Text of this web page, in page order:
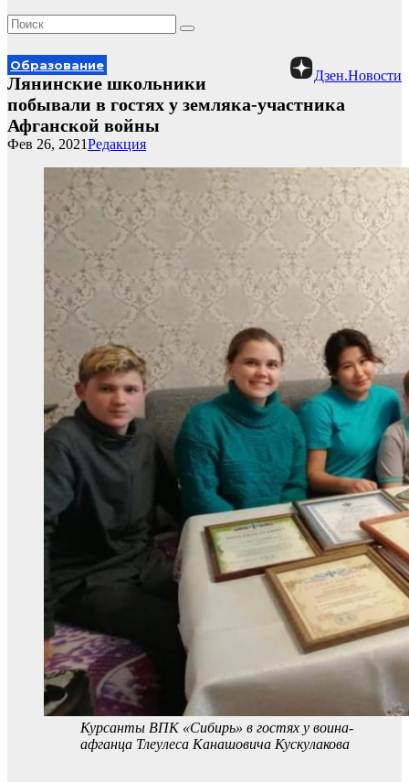
Дзен.Новости
Образование
Лянинские школьники
побывали в гостях у земляка-участника
Афганской войны
Редакция
Фев 26, 2021
Курсанты ВПК «Сибирь» в гостях у воина-
афганца Тлеулеса Канашовича Кускулакова